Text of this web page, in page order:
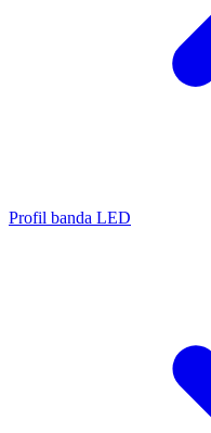
Profil banda LED